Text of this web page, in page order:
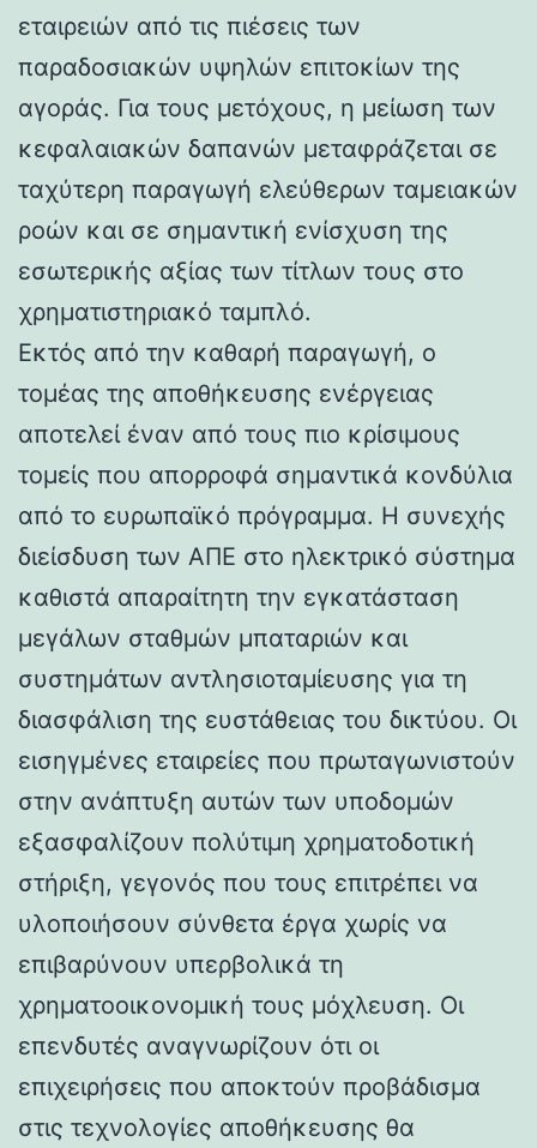
εταιρειών από τις πιέσεις των
παραδοσιακών υψηλών επιτοκίων της
αγοράς. Για τους μετόχους, η μείωση των
κεφαλαιακών δαπανών μεταφράζεται σε
ταχύτερη παραγωγή ελεύθερων ταμειακών
ροών και σε σημαντική ενίσχυση της
εσωτερικής αξίας των τίτλων τους στο
χρηματιστηριακό ταμπλό.
Εκτός από την καθαρή παραγωγή, ο
τομέας της αποθήκευσης ενέργειας
αποτελεί έναν από τους πιο κρίσιμους
τομείς που απορροφά σημαντικά κονδύλια
από το ευρωπαϊκό πρόγραμμα. Η συνεχής
διείσδυση των ΑΠΕ στο ηλεκτρικό σύστημα
καθιστά απαραίτητη την εγκατάσταση
μεγάλων σταθμών μπαταριών και
συστημάτων αντλησιοταμίευσης για τη
διασφάλιση της ευστάθειας του δικτύου. Οι
εισηγμένες εταιρείες που πρωταγωνιστούν
στην ανάπτυξη αυτών των υποδομών
εξασφαλίζουν πολύτιμη χρηματοδοτική
στήριξη, γεγονός που τους επιτρέπει να
υλοποιήσουν σύνθετα έργα χωρίς να
επιβαρύνουν υπερβολικά τη
χρηματοοικονομική τους μόχλευση. Οι
επενδυτές αναγνωρίζουν ότι οι
επιχειρήσεις που αποκτούν προβάδισμα
στις τεχνολογίες αποθήκευσης θα